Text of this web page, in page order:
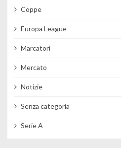
Coppe
Europa League
Marcatori
Mercato
Notizie
Senza categoria
Serie A